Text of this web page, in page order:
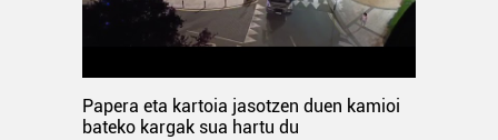
Papera eta kartoia jasotzen duen kamioi
bateko kargak sua hartu du